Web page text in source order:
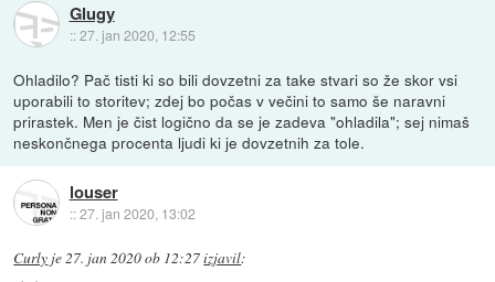
Glugy
::27. jan 2020, 12:55
Ohladilo? Pač tisti ki so bili dovzetni za take stvari so že skor vsi
uporabili to storitev; zdej bo počas v večini to samo še naravni
prirastek. Men je čist logično da se je zadeva "ohladila"; sej nimaš
neskončnega procenta ljudi ki je dovzetnih za tole.
louser
::27. jan 2020, 13:02
Curly je27. jan 2020 ob 12:27izjavil: